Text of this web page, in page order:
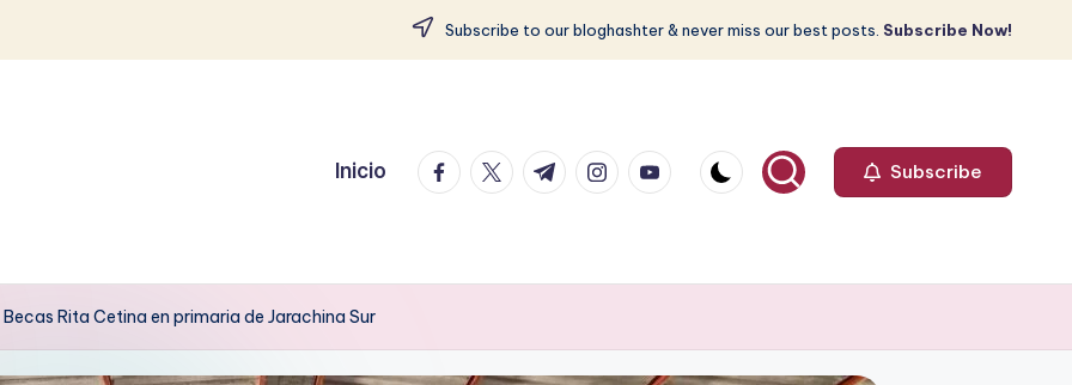
Subscribe to our bloghashter & never miss our best posts. Subscribe Now!
Inicio facebook.com
twitter.com
t.me instagram.com
youtube.com Subscribe
Rita Cetina en primaria de Jarachina Sur